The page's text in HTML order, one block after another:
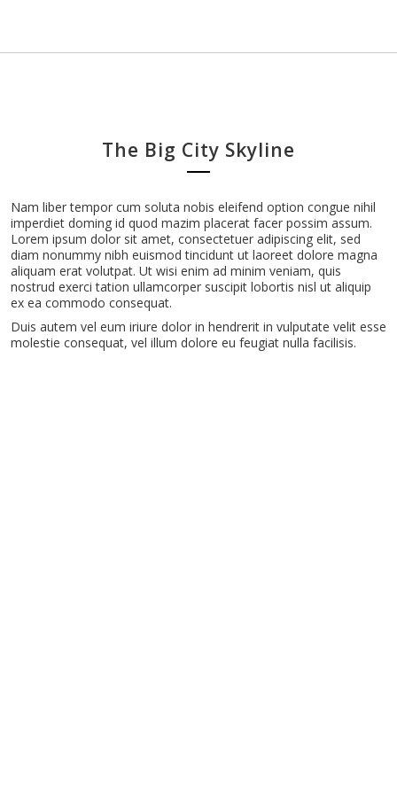
The Big City Skyline
Nam liber tempor cum soluta nobis eleifend option congue nihil
imperdiet doming id quod mazim placerat facer possim assum.
Lorem ipsum dolor sit amet, consectetuer adipiscing elit, sed
diam nonummy nibh euismod tincidunt ut laoreet dolore magna
aliquam erat volutpat. Ut wisi enim ad minim veniam, quis
nostrud exerci tation ullamcorper suscipit lobortis nisl ut aliquip
ex ea commodo consequat.
Duis autem vel eum iriure dolor in hendrerit in vulputate velit esse
molestie consequat, vel illum dolore eu feugiat nulla facilisis.